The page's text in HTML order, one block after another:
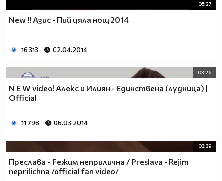
05:27
New !! Азис - Пий цяла нощ 2014
16 313 02.04.2014
03:26
N E W video! Алекс и Илиян - Единствена (лудница) |
Official
11 798 06.03.2014
03:39
Преслава - Режим неприлична / Preslava - Rejim
neprilichna /official fan video/